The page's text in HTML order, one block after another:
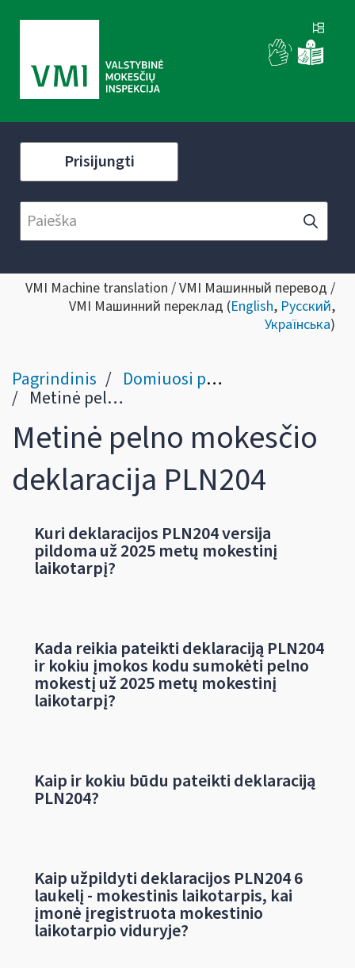
Prisijungti
VMI Machine translation / VMI Машинный перевод /
VMI Машинний переклад (English, Русский,
Українська)
Pagrindinis Domiuosi pelno mokesčio deklaravimu ir sumokėjimu
Metinė pelno mokesčio deklaracija PLN204
Metinė pelno mokesčio
deklaracija PLN204
Kuri deklaracijos PLN204 versija
pildoma už 2025 metų mokestinį
laikotarpį?
Kada reikia pateikti deklaraciją PLN204
ir kokiu įmokos kodu sumokėti pelno
mokestį už 2025 metų mokestinį
laikotarpį?
Kaip ir kokiu būdu pateikti deklaraciją
PLN204?
Kaip užpildyti deklaracijos PLN204 6
laukelį - mokestinis laikotarpis, kai
įmonė įregistruota mokestinio
laikotarpio viduryje?